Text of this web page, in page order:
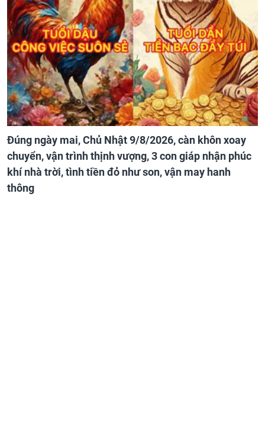
Đúng ngày mai, Chủ Nhật 9/8/2026, càn khôn xoay
chuyển, vận trình thịnh vượng, 3 con giáp nhận phúc
khí nhà trời, tình tiền đỏ như son, vận may hanh
thông